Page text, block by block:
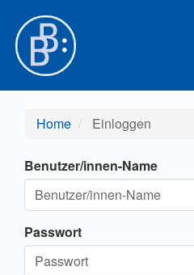
Hauptinhalt
Sidebar
Home Einloggen
Benutzer/innen-Name
Passwort